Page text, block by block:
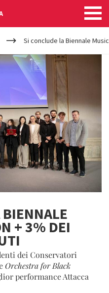
Si conclude la Biennale
+ 3% DEI
dei Conservatori
Orchestra for Black
performance Attacca